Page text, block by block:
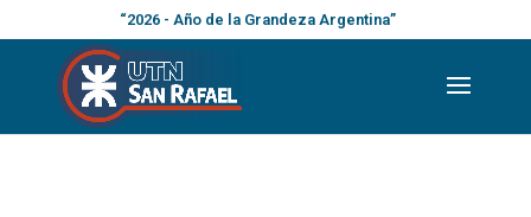
“2026 - Año de la Grandeza Argentina”